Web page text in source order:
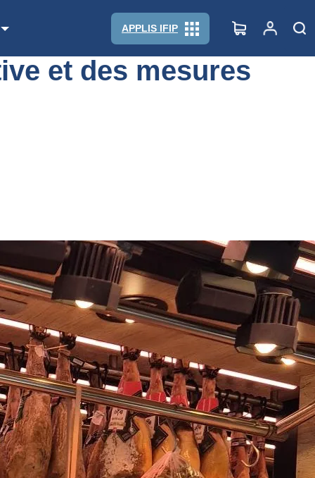
APPLIS IFIP
et des mesures